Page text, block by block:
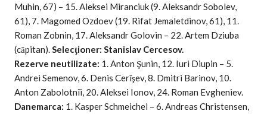
Muhin, 67) – 15. Aleksei Miranciuk (9. Aleksandr Sobolev,
61), 7. Magomed Ozdoev (19. Rifat Jemaletdinov, 61), 11.
Roman Zobnin, 17. Aleksandr Golovin – 22. Artem Dziuba
(căpitan).Selecţioner: Stanislav Cercesov.
Rezerve neutilizate: 1. Anton Şunin, 12. Iuri Diupin – 5.
Andrei Semenov, 6. Denis Cerîşev, 8. Dmitri Barinov, 10.
Anton Zabolotnîi, 20. Aleksei Ionov, 24. Roman Evgheniev.
Danemarca: 1. Kasper Schmeichel – 6. Andreas Christensen,